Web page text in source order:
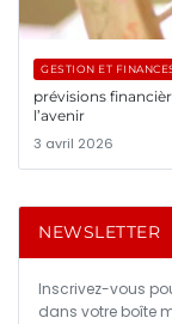
GESTION ET
prévisions
l’avenir
3 avril 2026
NEWSLETTER
Inscrivez-vous
dans votre boîte